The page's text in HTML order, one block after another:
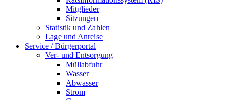
Mitglieder
Sitzungen
Statistik und Zahlen
Lage und Anreise
Service / Bürgerportal
Ver- und Entsorgung
Müllabfuhr
Wasser
Abwasser
Strom